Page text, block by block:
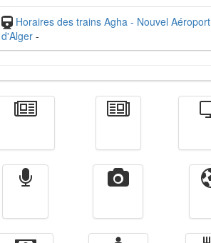
Horaires des trains Agha - Nouvel Aéroport
d'Alger -